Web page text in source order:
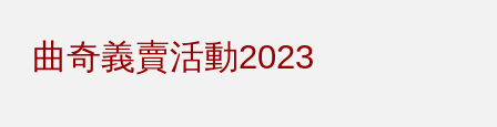
Skip to main content
曲奇義賣活動2023